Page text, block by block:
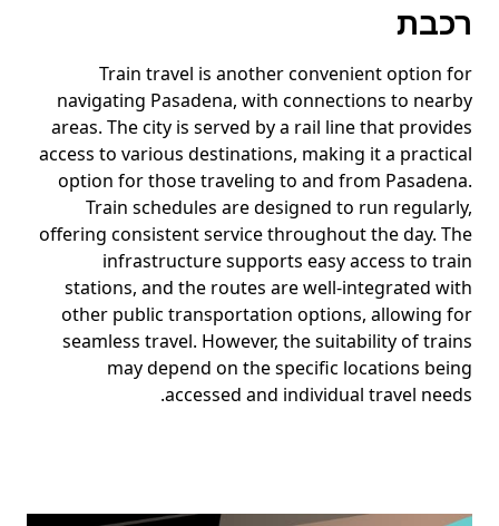
רכבת
Train travel is another convenient option for
navigating Pasadena, with connections to nearby
areas. The city is served by a rail line that provides
access to various destinations, making it a practical
option for those traveling to and from Pasadena.
Train schedules are designed to run regularly,
offering consistent service throughout the day. The
infrastructure supports easy access to train
stations, and the routes are well-integrated with
other public transportation options, allowing for
seamless travel. However, the suitability of trains
may depend on the specific locations being
accessed and individual travel needs.